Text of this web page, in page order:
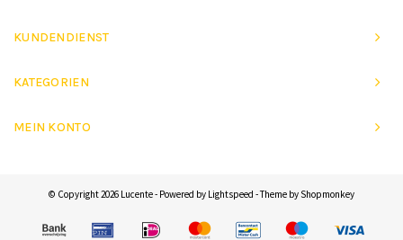
KUNDENDIENST
KATEGORIEN
MEIN KONTO
© Copyright 2026 Lucente - Powered by Lightspeed - Theme by Shopmonkey